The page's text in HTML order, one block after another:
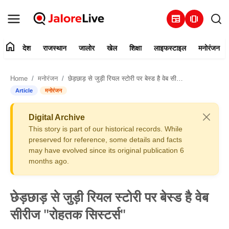
newspaper amp_stories
संपर्क करें
राजस्थान
खेल
शिक्षा
home देश राजस्थान जालोर खेल शिक्षा लाइफस्टाइल मनोरंजन
Home मनोरंजन छेड़छाड़ से जुड़ी रियल स्टोरी पर बेस्ड है वेब सीरीज "रोहतक सिस्टर्स"
Article मनोरंजन
Digital Archive
This story is part of our historical records. While
preserved for reference, some details and facts
may have evolved since its original publication 6
months ago.
छेड़छाड़ से जुड़ी रियल स्टोरी पर बेस्ड है वेब
सीरीज "रोहतक सिस्टर्स"